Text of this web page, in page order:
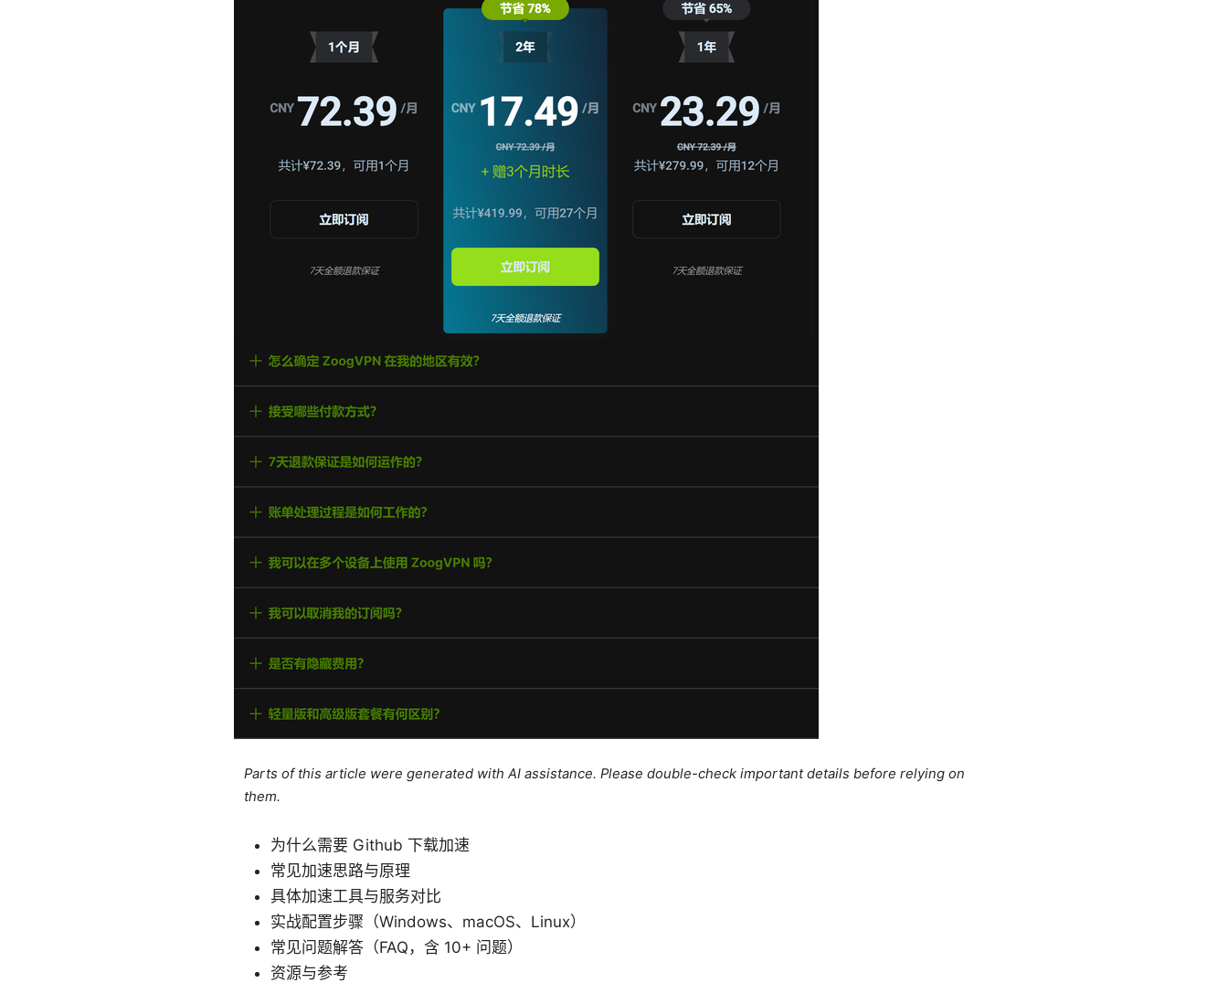
Parts of this article were generated with AI assistance. Please double-check important details before relying on
them.
为什么需要 Github 下载加速
常见加速思路与原理
具体加速工具与服务对比
实战配置步骤（Windows、macOS、Linux）
常见问题解答（FAQ，含 10+ 问题）
资源与参考